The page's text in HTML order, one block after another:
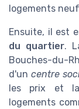
logements
Ensuite, il est
du quartier.
Bouches-du-
d'un centre
les prix et
logements